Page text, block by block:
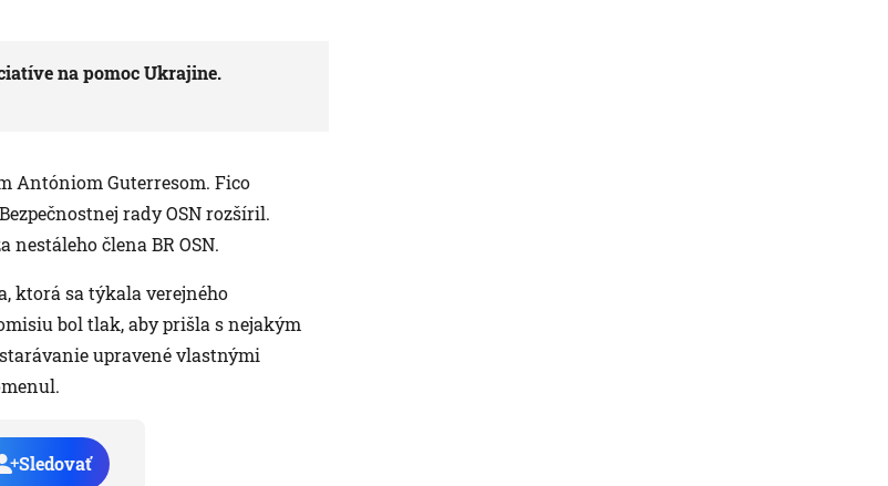
na pomoc Ukrajine.
Antóniom Guterresom. Fico
rady OSN rozšíril.
člena BR OSN.
ktorá sa týkala verejného
bol tlak, aby prišla s nejakým
upravené vlastnými
Sledovať